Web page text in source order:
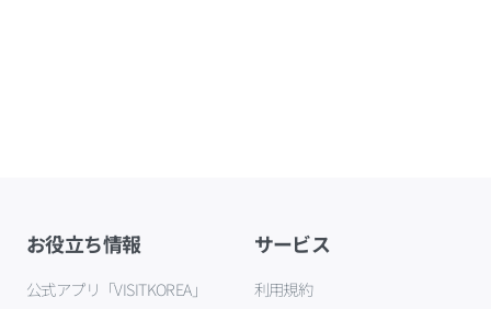
お役立ち情報
公式アプリ「VISITKOREA」
サービス
利用規約